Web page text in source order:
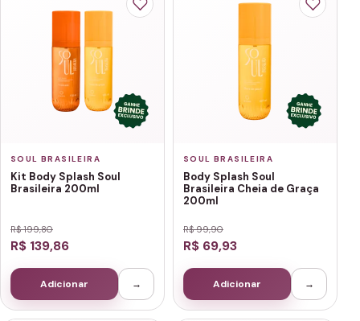
SOUL BRASILEIRA
Kit Body Splash Soul
Brasileira 200ml
R$ 199,80
R$ 139,86
Adicionar →
SOUL BRASILEIRA
Body Splash Soul
Brasileira Cheia de Graça
200ml
R$ 99,90
R$ 69,93
Adicionar →